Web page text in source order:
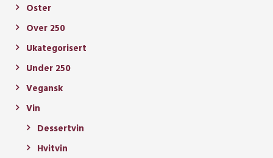
Oster
Over 250
Ukategorisert
Under 250
Vegansk
Vin
Dessertvin
Hvitvin